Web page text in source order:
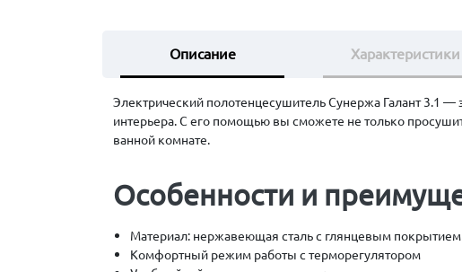
Описание Характеристики
Электрический полотенцесушитель Сунержа Галант 3.1
интерьера. С его помощью вы сможете не только
ванной комнате.
Особенности и
Материал: нержавеющая сталь с глянцевым покрытием
Комфортный режим работы с терморегулятором